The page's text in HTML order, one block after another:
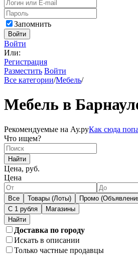
Запомнить
Войти
Войти
Или:
Регистрация
Разместить Войти
Все категории/Мебель/
Мебель в
Рекомендуемые на Ау.руКак сюда
Что ищем?
Найти
Цена, руб.
Цена
Все Товары (Лоты) Промо
С 1 рубля
Магазины
Доставка по городу
Искать в описании
Только частные продавцы